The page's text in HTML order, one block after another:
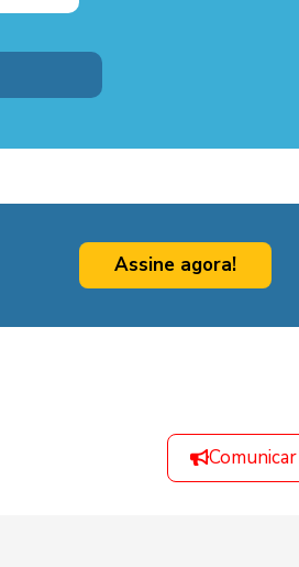
Assine agora!